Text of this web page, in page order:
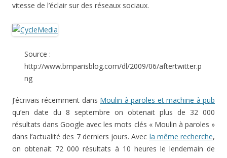
vitesse de l’éclair sur des réseaux sociaux.
Source :
http://www.bmparisblog.com/dl/2009/06/aftertwitter.p
ng
J’écrivais récemment dans Moulin à paroles et machine à pub
qu’en date du 8 septembre on obtenait plus de 32 000
résultats dans Google avec les mots clés « Moulin à paroles »
dans l’actualité des 7 derniers jours. Avec la même recherche,
on obtenait 72 000 résultats à 10 heures le lendemain de